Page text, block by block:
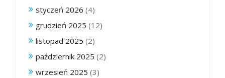
styczeń 2026 (4)
grudzień 2025 (12)
listopad 2025 (2)
październik 2025 (2)
wrzesień 2025 (3)